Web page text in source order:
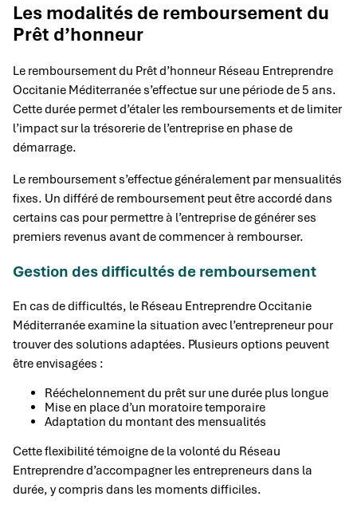
Les modalités de remboursement du
Prêt d’honneur
Le remboursement du Prêt d’honneur Réseau Entreprendre
Occitanie Méditerranée s’effectue sur une période de 5 ans.
Cette durée permet d’étaler les remboursements et de limiter
l’impact sur la trésorerie de l’entreprise en phase de
démarrage.
Le remboursement s’effectue généralement par mensualités
fixes. Un différé de remboursement peut être accordé dans
certains cas pour permettre à l’entreprise de générer ses
premiers revenus avant de commencer à rembourser.
Gestion des difficultés de remboursement
En cas de difficultés, le Réseau Entreprendre Occitanie
Méditerranée examine la situation avec l’entrepreneur pour
trouver des solutions adaptées. Plusieurs options peuvent
être envisagées :
Rééchelonnement du prêt sur une durée plus longue
Mise en place d’un moratoire temporaire
Adaptation du montant des mensualités
Cette flexibilité témoigne de la volonté du Réseau
Entreprendre d’accompagner les entrepreneurs dans la
durée, y compris dans les moments difficiles.